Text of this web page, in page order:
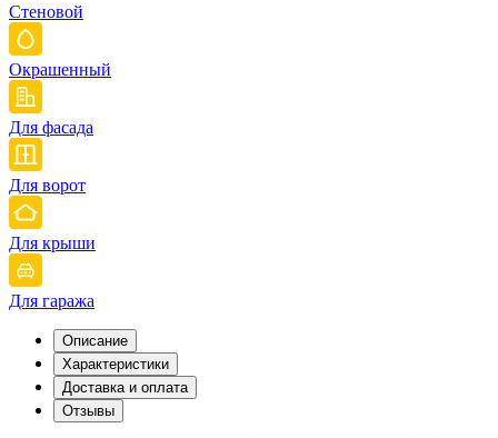
Стеновой
Окрашенный
Для фасада
Для ворот
Для крыши
Для гаража
Описание
Характеристики
Доставка и оплата
Отзывы